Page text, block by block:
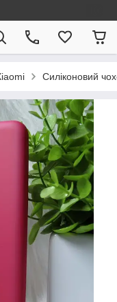
Силіконовий